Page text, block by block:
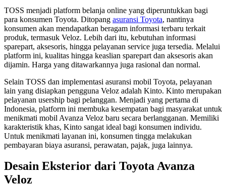
TOSS menjadi platform belanja online yang diperuntukkan bagi
para konsumen Toyota. Ditopang asuransi Toyota, nantinya
konsumen akan mendapatkan beragam informasi terbaru terkait
produk, termasuk Veloz. Lebih dari itu, kebutuhan informasi
sparepart, aksesoris, hingga pelayanan service juga tersedia. Melalui
platform ini, kualitas hingga keaslian sparepart dan aksesoris akan
dijamin. Harga yang ditawarkannya juga rasional dan normal.
Selain TOSS dan implementasi asuransi mobil Toyota, pelayanan
lain yang disiapkan pengguna Veloz adalah Kinto. Kinto merupakan
pelayanan usership bagi pelanggan. Menjadi yang pertama di
Indonesia, platform ini membuka kesempatan bagi masyarakat untuk
menikmati mobil Avanza Veloz baru secara berlangganan. Memiliki
karakteristik khas, Kinto sangat ideal bagi konsumen individu.
Untuk menikmati layanan ini, konsumen tingga melakukan
pembayaran biaya asuransi, perawatan, pajak, juga lainnya.
Desain Eksterior dari Toyota Avanza
Veloz